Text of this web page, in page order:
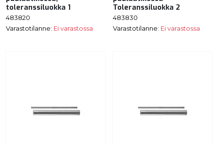
toleranssiluokka 1
483820
Varastotilanne: Ei varastossa
Toleranssiluokka 2
483830
Varastotilanne: Ei varastossa